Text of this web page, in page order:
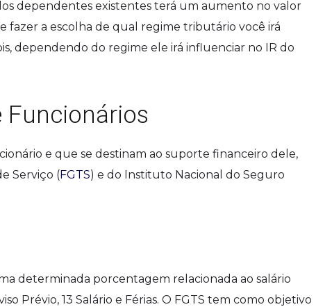
dependentes existentes terá um aumento no valor
fazer a escolha de qual regime tributário você irá
dependendo do regime ele irá influenciar no IR do
Funcionários
e que se destinam ao suporte financeiro dele,
Serviço (FGTS) e do Instituto Nacional do Seguro
determinada porcentagem relacionada ao salário
Prévio, 13 Salário e Férias. O FGTS tem como objetivo